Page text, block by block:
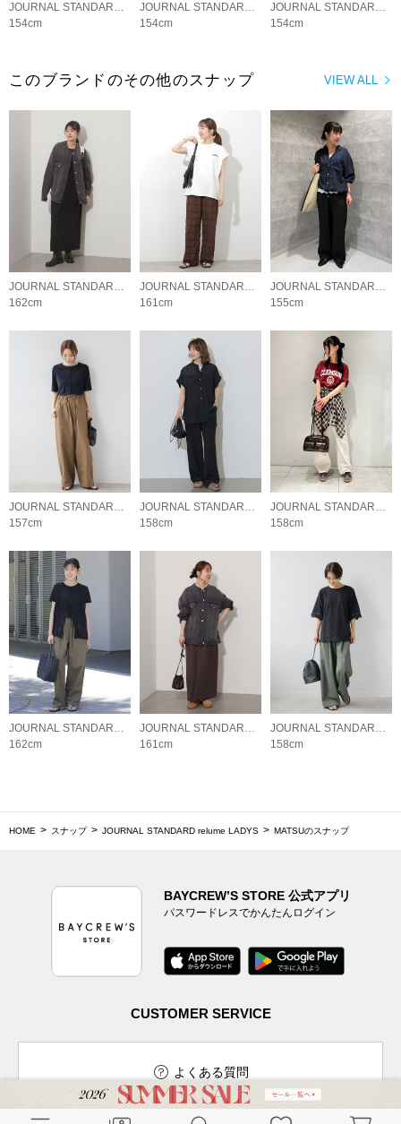
JOURNAL STANDARD relume LADYS
154cm
JOURNAL STANDARD relume LADYS
154cm
JOURNAL STANDARD relume LADYS
154cm
VIEW ALL
このブランドのその他のスナップ
JOURNAL STANDARD relume LADYS
162cm
JOURNAL STANDARD relume LADYS
161cm
JOURNAL STANDARD relume LADYS
155cm
JOURNAL STANDARD relume LADYS
157cm
JOURNAL STANDARD relume LADYS
158cm
JOURNAL STANDARD relume LADYS
158cm
162cm
161cm
158cm
HOME スナップ JOURNAL STANDARD relume LADYS MATSUのスナップ
BAYCREW’S STORE 公式アプリ
パスワードレスでかんたんログイン
CUSTOMER SERVICE
よくある質問